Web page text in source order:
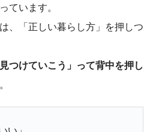
ています。
、「正しい暮らし方」を押しつ
つけていこう」って背中を押し